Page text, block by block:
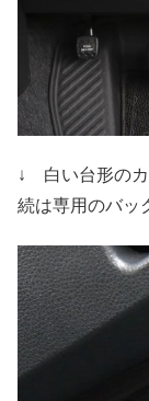
↓ 白い台形のカ
続は専用のバッ